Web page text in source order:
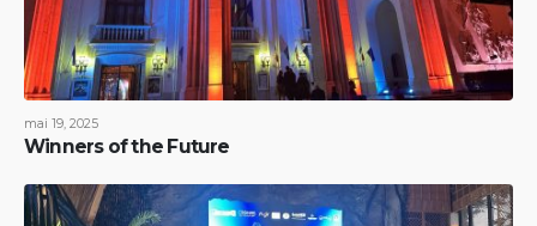
mai 19, 2025
Winners of the Future